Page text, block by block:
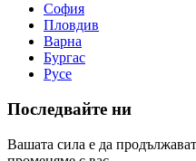
София
Пловдив
Варна
Бургас
Русе
Последвайте ни
Вашата сила е да